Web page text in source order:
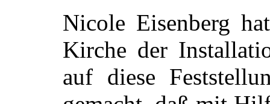
Nicole Eisenberg
Kirche der
auf diese